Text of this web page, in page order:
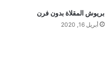
بريوش المقلاة بدون فرن
أبريل 16, 2020